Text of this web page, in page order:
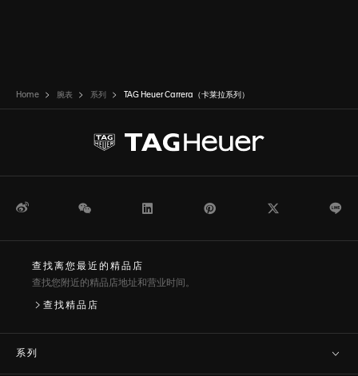
Home 腕表 系列 TAG Heuer Carrera（卡莱拉系列）
微博 WeChat Pinterest
查找离您最近的精品店
查找您附近的精品店地址和营业时间。
查找精品店
系列